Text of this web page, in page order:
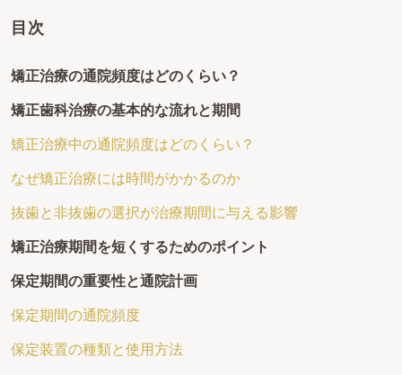
目次
矯正治療の通院頻度はどのくらい？
矯正歯科治療の基本的な流れと期間
矯正治療中の通院頻度はどのくらい？
なぜ矯正治療には時間がかかるのか
抜歯と非抜歯の選択が治療期間に与える影響
矯正治療期間を短くするためのポイント
保定期間の重要性と通院計画
保定期間の通院頻度
保定装置の種類と使用方法